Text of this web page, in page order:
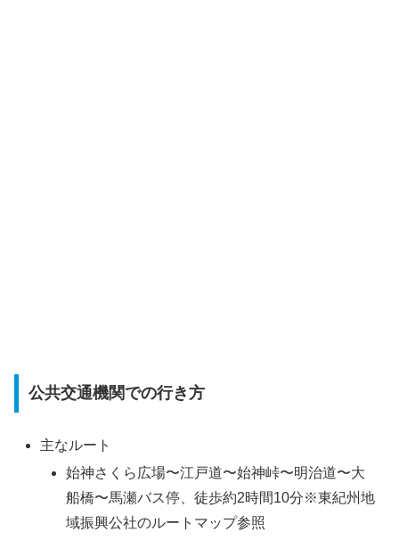
公共交通機関での行き方
主なルート
始神さくら広場〜江戸道〜始神峠〜明治道〜大
船橋〜馬瀬バス停、徒歩約2時間10分※東紀州地
域振興公社のルートマップ参照